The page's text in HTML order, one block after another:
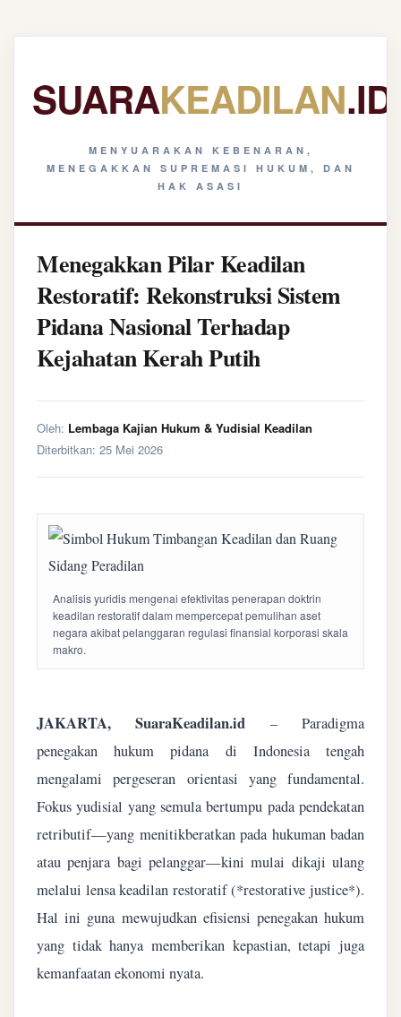
SUARAKEADILAN.ID
MENYUARAKAN KEBENARAN,
MENEGAKKAN SUPREMASI HUKUM, DAN
HAK ASASI
Menegakkan Pilar Keadilan
Restoratif: Rekonstruksi Sistem
Pidana Nasional Terhadap
Kejahatan Kerah Putih
Oleh: Lembaga Kajian Hukum & Yudisial Keadilan
Diterbitkan: 25 Mei 2026
Analisis yuridis mengenai efektivitas penerapan doktrin
keadilan restoratif dalam mempercepat pemulihan aset
negara akibat pelanggaran regulasi finansial korporasi skala
makro.
JAKARTA, SuaraKeadilan.id – Paradigma
penegakan hukum pidana di Indonesia tengah
mengalami pergeseran orientasi yang fundamental.
Fokus yudisial yang semula bertumpu pada pendekatan
retributif—yang menitikberatkan pada hukuman badan
atau penjara bagi pelanggar—kini mulai dikaji ulang
melalui lensa keadilan restoratif (*restorative justice*).
Hal ini guna mewujudkan efisiensi penegakan hukum
yang tidak hanya memberikan kepastian, tetapi juga
kemanfaatan ekonomi nyata.